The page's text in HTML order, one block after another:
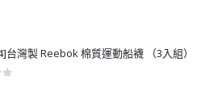
5
台灣製 Reebok 棉質運動船襪 （3入組）
5